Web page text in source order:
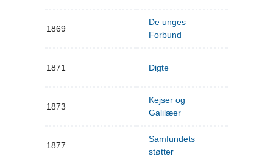
1869
De unges
Forbund
1871 Digte
1873
Kejser og
Galilæer
1877
Samfundets
støtter